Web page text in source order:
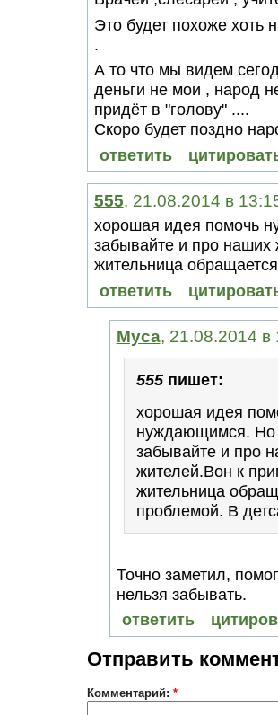
Это будет похоже хоть
.
А то что мы видем
деньги не мои , народ
придёт в "голову" ....
Скоро будет поздно
ответить
555, 21.08.2014 в
хорошая идея помочь
забывайте и про наших
жительница
ответить
Муса, 21.08.2014 в
555пишет:
хорошая идея
нуждающимся. Но
забывайте и про
жителей.Вон к
жительница
проблемой. В
Точно заметил,
нельзя забывать.
ответить
Отправить
Комментарий: *